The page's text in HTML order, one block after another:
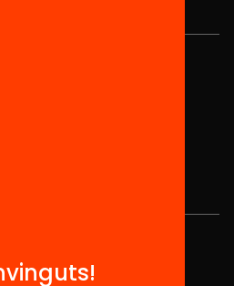
Social
Barcelona